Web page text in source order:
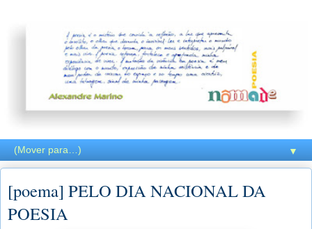
▼
[poema] PELO DIA NACIONAL DA
POESIA